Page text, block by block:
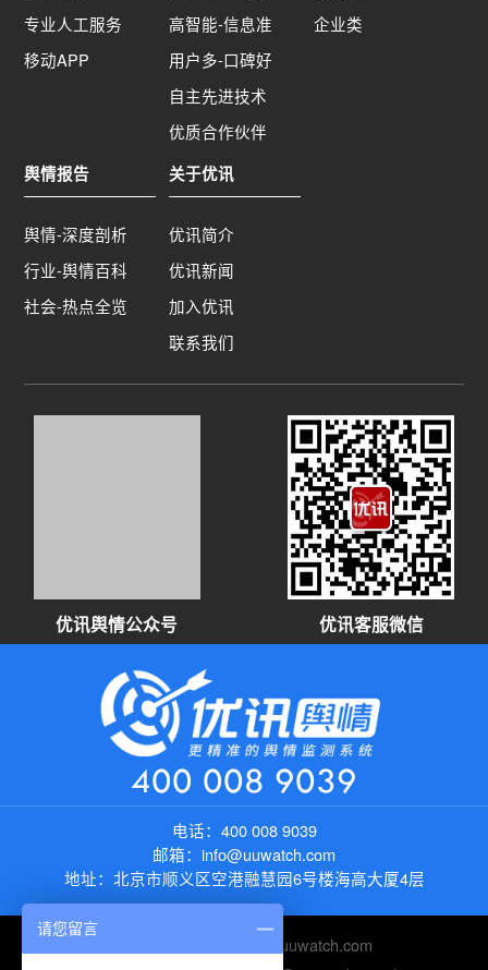
专业人工服务
移动APP
高智能-信息准
用户多-口碑好
自主先进技术
优质合作伙伴
企业类
舆情报告
舆情-深度剖析
行业-舆情百科
社会-热点全览
关于优讯
优讯简介
优讯新闻
加入优讯
联系我们
优讯舆情公众号 优讯客服微信
400 008 9039
电话： 400 008 9039
邮箱： info@uuwatch.com
地址： 北京市顺义区空港融慧园6号楼海高大厦4层
https://new.uuwatch.com
请您留言